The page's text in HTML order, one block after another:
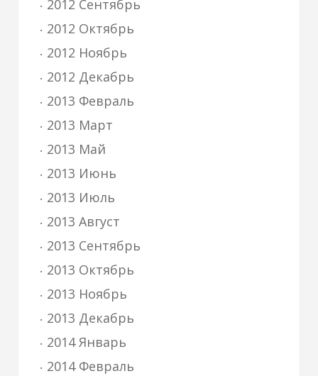
2012 Сентябрь
2012 Октябрь
2012 Ноябрь
2012 Декабрь
2013 Февраль
2013 Март
2013 Май
2013 Июнь
2013 Июль
2013 Август
2013 Сентябрь
2013 Октябрь
2013 Ноябрь
2013 Декабрь
2014 Январь
2014 Февраль